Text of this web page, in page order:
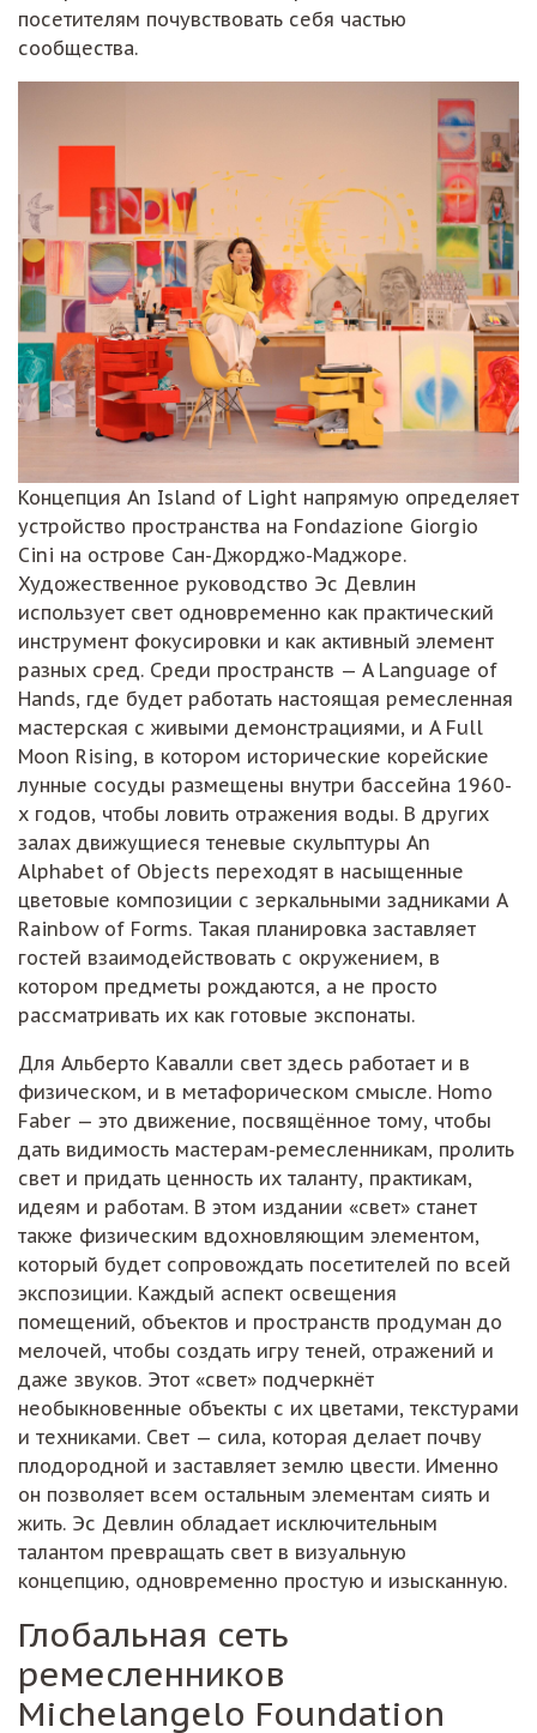
посетителям почувствовать себя частью
сообщества.
Концепция An Island of Light напрямую определяет
устройство пространства на Fondazione Giorgio
Cini на острове Сан-Джорджо-Маджоре.
Художественное руководство Эс Девлин
использует свет одновременно как практический
инструмент фокусировки и как активный элемент
разных сред. Среди пространств — A Language of
Hands, где будет работать настоящая ремесленная
мастерская с живыми демонстрациями, и A Full
Moon Rising, в котором исторические корейские
лунные сосуды размещены внутри бассейна 1960-
х годов, чтобы ловить отражения воды. В других
залах движущиеся теневые скульптуры An
Alphabet of Objects переходят в насыщенные
цветовые композиции с зеркальными задниками A
Rainbow of Forms. Такая планировка заставляет
гостей взаимодействовать с окружением, в
котором предметы рождаются, а не просто
рассматривать их как готовые экспонаты.
Для Альберто Кавалли свет здесь работает и в
физическом, и в метафорическом смысле. Homo
Faber — это движение, посвящённое тому, чтобы
дать видимость мастерам-ремесленникам, пролить
свет и придать ценность их таланту, практикам,
идеям и работам. В этом издании «свет» станет
также физическим вдохновляющим элементом,
который будет сопровождать посетителей по всей
экспозиции. Каждый аспект освещения
помещений, объектов и пространств продуман до
мелочей, чтобы создать игру теней, отражений и
даже звуков. Этот «свет» подчеркнёт
необыкновенные объекты с их цветами, текстурами
и техниками. Свет — сила, которая делает почву
плодородной и заставляет землю цвести. Именно
он позволяет всем остальным элементам сиять и
жить. Эс Девлин обладает исключительным
талантом превращать свет в визуальную
концепцию, одновременно простую и изысканную.
Глобальная сеть
ремесленников
Michelangelo Foundation